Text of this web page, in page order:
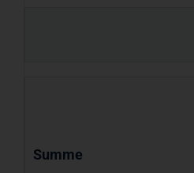
Summe